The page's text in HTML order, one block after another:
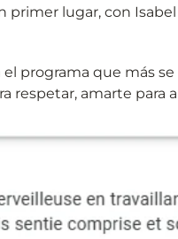
lugar, con
programa que más
amarte para